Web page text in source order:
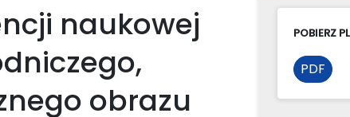
naukowej
obrazu
POBIERZ
PDF